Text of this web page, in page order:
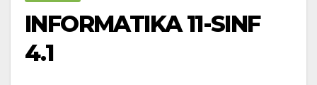
INFORMATIKA 11-SINF
4.1